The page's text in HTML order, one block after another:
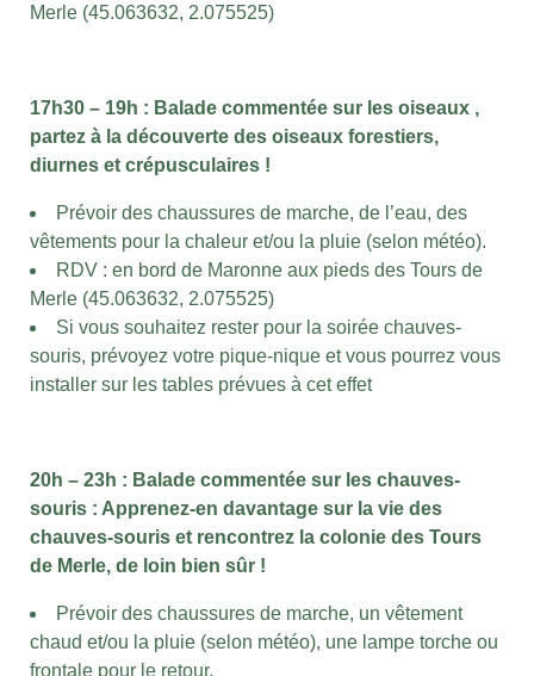
Merle (45.063632, 2.075525)
17h30 – 19h : Balade commentée sur les oiseaux ,
partez à la découverte des oiseaux forestiers,
diurnes et crépusculaires !
Prévoir des chaussures de marche, de l’eau, des
vêtements pour la chaleur et/ou la pluie (selon météo).
RDV : en bord de Maronne aux pieds des Tours de
Merle (45.063632, 2.075525)
Si vous souhaitez rester pour la soirée chauves-
souris, prévoyez votre pique-nique et vous pourrez vous
installer sur les tables prévues à cet effet
20h – 23h : Balade commentée sur les chauves-
souris : Apprenez-en davantage sur la vie des
chauves-souris et rencontrez la colonie des Tours
de Merle, de loin bien sûr !
Prévoir des chaussures de marche, un vêtement
chaud et/ou la pluie (selon météo), une lampe torche ou
frontale pour le retour.